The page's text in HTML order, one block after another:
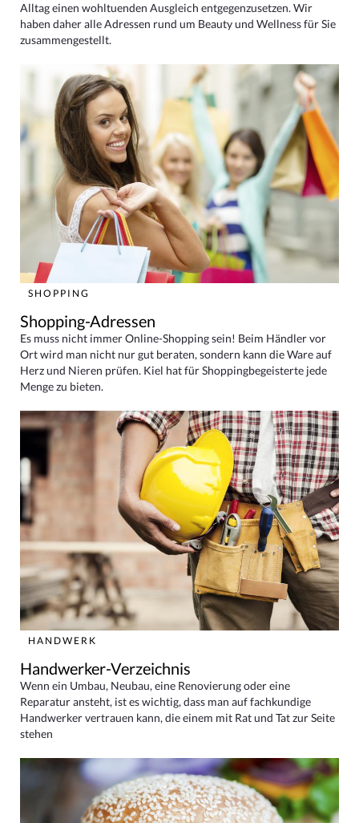
Alltag einen wohltuenden Ausgleich entgegenzusetzen. Wir
haben daher alle Adressen rund um Beauty und Wellness für Sie
zusammengestellt.
SHOPPING
Shopping-Adressen
Es muss nicht immer Online-Shopping sein! Beim Händler vor
Ort wird man nicht nur gut beraten, sondern kann die Ware auf
Herz und Nieren prüfen. Kiel hat für Shoppingbegeisterte jede
Menge zu bieten.
HANDWERK
Handwerker-Verzeichnis
Wenn ein Umbau, Neubau, eine Renovierung oder eine
Reparatur ansteht, ist es wichtig, dass man auf fachkundige
Handwerker vertrauen kann, die einem mit Rat und Tat zur Seite
stehen